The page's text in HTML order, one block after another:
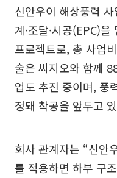
신안우이 해상풍력
계·조달·시공(EPC)
프로젝트로, 총 사업
술은 씨지오와 함께
업도 추진 중이며, 풍
정돼 착공을 앞두고
회사 관계자는 “신안
를 적용하면 하부 구